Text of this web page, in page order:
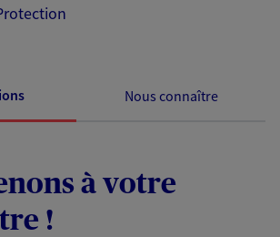
Nous connaître
à votre
!